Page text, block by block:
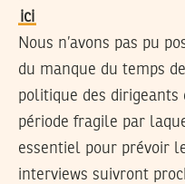
ici
Nous n’avons pas pu
du manque du temps
politique des dirigeants
période fragile par
essentiel pour prévoir
interviews suivront